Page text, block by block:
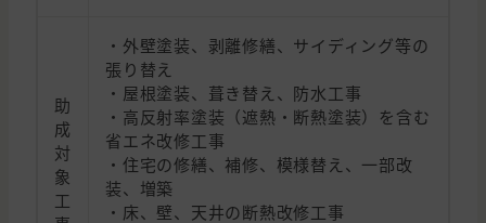
助
成
対
象
工
・外壁塗装、剥離修繕、サイディング等の
張り替え
・屋根塗装、葺き替え、防水工事
・高反射率塗装（遮熱・断熱塗装）を含む
省エネ改修工事
・住宅の修繕、補修、模様替え、一部改
装、増築
・床、壁、天井の断熱改修工事